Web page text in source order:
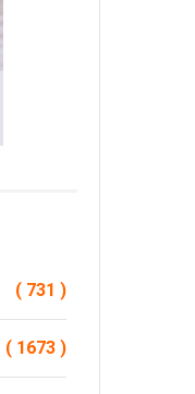
( 731 )
( 1673 )